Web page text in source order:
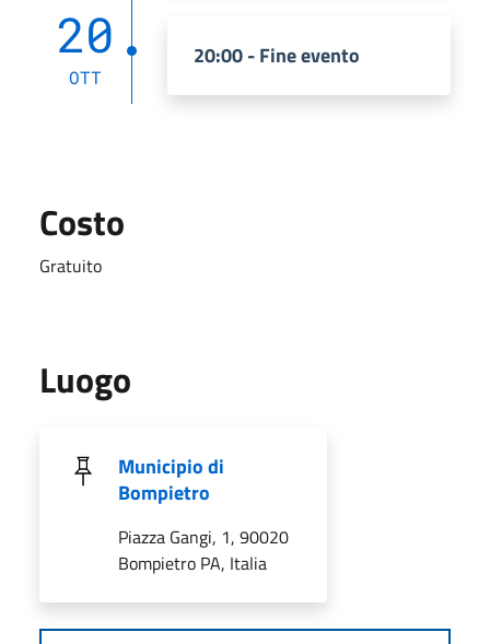
20
OTT
20:00 - Fine evento
Costo
Gratuito
Luogo
Municipio di
Bompietro
Piazza Gangi, 1, 90020
Bompietro PA, Italia